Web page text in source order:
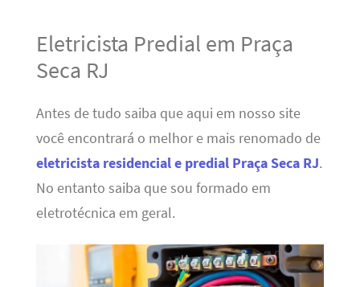
Eletricista Predial em Praça
Seca RJ
Antes de tudo saiba que aqui em nosso site
você encontrará o melhor e mais renomado de
eletricista residencial e predial Praça Seca RJ.
No entanto saiba que sou formado em
eletrotécnica em geral.